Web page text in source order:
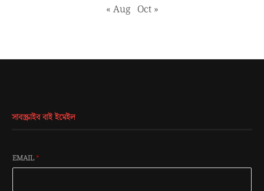
« Aug Oct »
সাবস্ক্রাইব বাই ইমেইল
EMAIL*